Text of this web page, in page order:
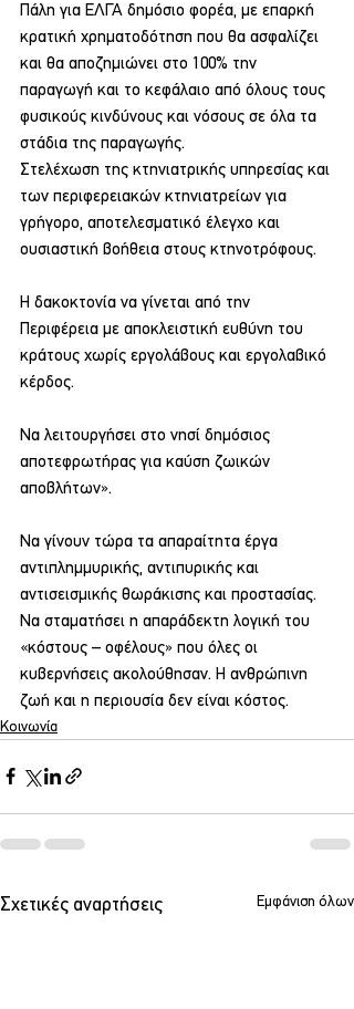
Πάλη για ΕΛΓΑ δημόσιο φορέα, με επαρκή
κρατική χρηματοδότηση που θα ασφαλίζει
και θα αποζημιώνει στο 100% την
παραγωγή και το κεφάλαιο από όλους τους
φυσικούς κινδύνους και νόσους σε όλα τα
στάδια της παραγωγής.
Στελέχωση της κτηνιατρικής υπηρεσίας και
των περιφερειακών κτηνιατρείων για
γρήγορο, αποτελεσματικό έλεγχο και
ουσιαστική βοήθεια στους κτηνοτρόφους.
Η δακοκτονία να γίνεται από την
Περιφέρεια με αποκλειστική ευθύνη του
κράτους χωρίς εργολάβους και εργολαβικό
κέρδος.
Να λειτουργήσει στο νησί δημόσιος
αποτεφρωτήρας για καύση ζωικών
αποβλήτων».
Να γίνουν τώρα τα απαραίτητα έργα
αντιπλημμυρικής, αντιπυρικής και
αντισεισμικής θωράκισης και προστασίας.
Να σταματήσει η απαράδεκτη λογική του
«κόστους – οφέλους» που όλες οι
κυβερνήσεις ακολούθησαν. Η ανθρώπινη
ζωή και η περιουσία δεν είναι κόστος.
Κοινωνία
Σχετικές αναρτήσεις Εμφάνιση όλων